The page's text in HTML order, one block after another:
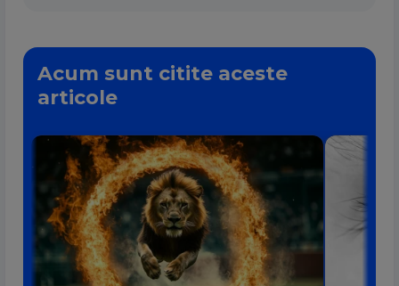
Acum sunt citite aceste
articole